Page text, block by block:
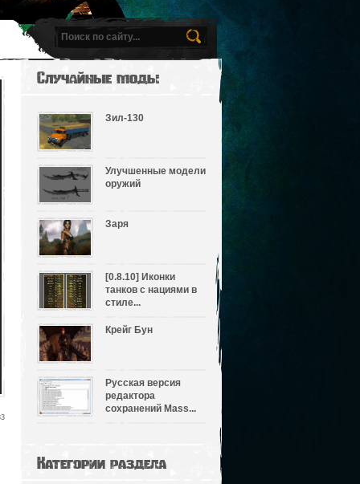
Случайные моды
Зил-130
Улучшенные модели
оружий
Заря
[0.8.10] Иконки
танков с нациями в
стиле...
Крейг Бун
Русская версия
редактора
сохранений Mass...
Категории раздела